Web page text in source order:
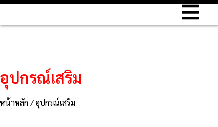
อุปกรณ์เสริม
หน้าหลัก / อุปกรณ์เสริม